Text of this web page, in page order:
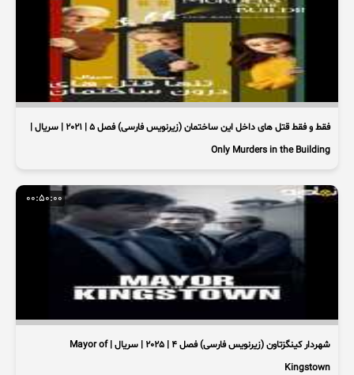
فقط و فقط قتل های داخل این ساختمان (زیرنویس فارسی) فصل 5 | 2021 | سریال |
Only Murders in the Building
00:50:00
شهردار کینگزتاون (زیرنویس فارسی) فصل 4 | 2025 | سریال | Mayor of
Kingstown